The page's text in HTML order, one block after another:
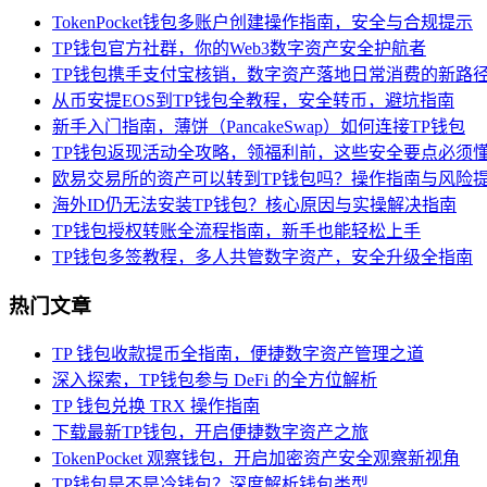
TokenPocket钱包多账户创建操作指南，安全与合规提示
TP钱包官方社群，你的Web3数字资产安全护航者
TP钱包携手支付宝核销，数字资产落地日常消费的新路
从币安提EOS到TP钱包全教程，安全转币，避坑指南
新手入门指南，薄饼（PancakeSwap）如何连接TP钱包
TP钱包返现活动全攻略，领福利前，这些安全要点必须懂
欧易交易所的资产可以转到TP钱包吗？操作指南与风险
海外ID仍无法安装TP钱包？核心原因与实操解决指南
TP钱包授权转账全流程指南，新手也能轻松上手
TP钱包多签教程，多人共管数字资产，安全升级全指南
热门文章
TP 钱包收款提币全指南，便捷数字资产管理之道
深入探索，TP钱包参与 DeFi 的全方位解析
TP 钱包兑换 TRX 操作指南
下载最新TP钱包，开启便捷数字资产之旅
TokenPocket 观察钱包，开启加密资产安全观察新视角